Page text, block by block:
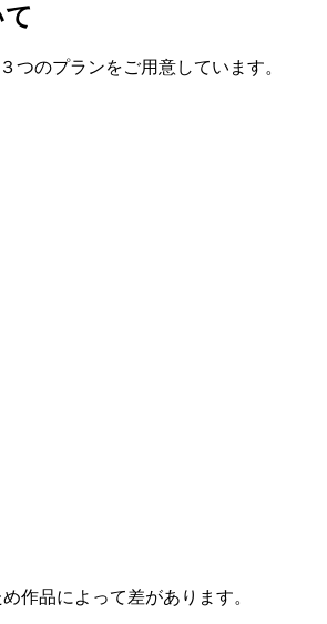
つのプランをご用意しています。
作品によって差があります。